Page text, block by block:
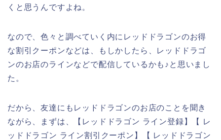
くと思うんですよね。
なので、色々と調べていく内にレッドドラゴンのお得
な割引クーポンなどは、もしかしたら、レッドドラゴ
ンのお店のラインなどで配信しているかも♪と思いまし
た。
だから、友達にもレッドドラゴンのお店のことを聞き
ながら、まずは、【レッドドラゴン ライン登録】【 レ
ッドドラゴン ライン割引クーポン】【 レッドドラゴン